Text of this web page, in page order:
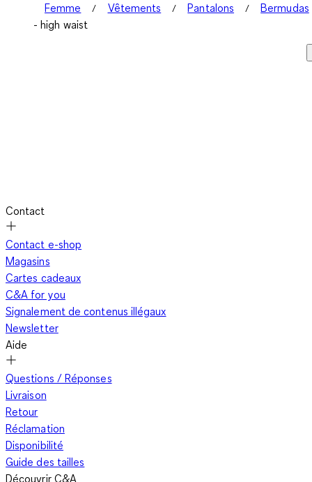
Femme Vêtements Pantalons
Bermudas
- high waist
Contact
Contact e-shop
Magasins
Cartes cadeaux
C&A for you
Signalement de contenus illégaux
Newsletter
Aide
Questions / Réponses
Livraison
Retour
Réclamation
Disponibilité
Guide des tailles
Découvrir C&A